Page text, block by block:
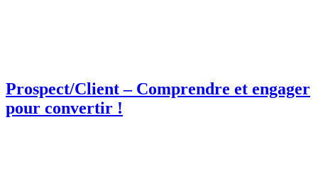
Prospect/Client – Comprendre et engager
pour convertir !